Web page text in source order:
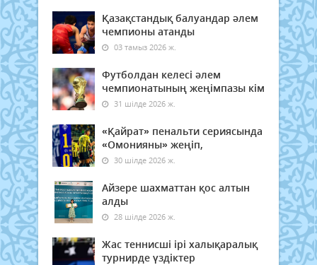
Қазақстандық балуандар әлем
чемпионы атанды
03 тамыз 2026 ж.
Футболдан келесі әлем
чемпионатының жеңімпазы кім
31 шілде 2026 ж.
«Қайрат» пенальти сериясында
«Омонияны» жеңіп,
30 шілде 2026 ж.
Айзере шахматтан қос алтын
алды
28 шілде 2026 ж.
Жас теннисші ірі халықаралық
турнирде үздіктер